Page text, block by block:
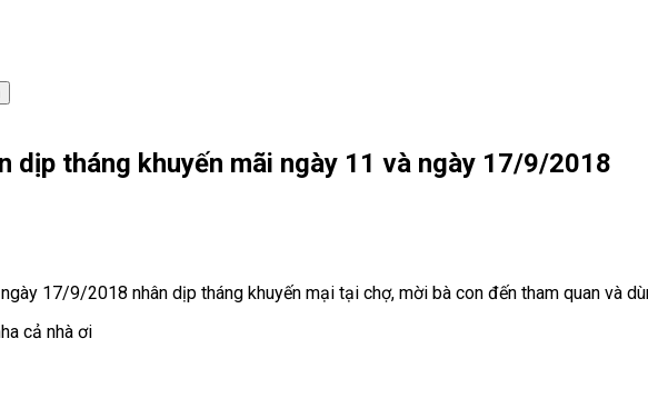
dịp tháng khuyến mãi ngày 11 và ngày 17/9/2018
17/9/2018 nhân dịp tháng khuyến mại tại chợ, mời bà con đến tham quan và
cả nhà ơi